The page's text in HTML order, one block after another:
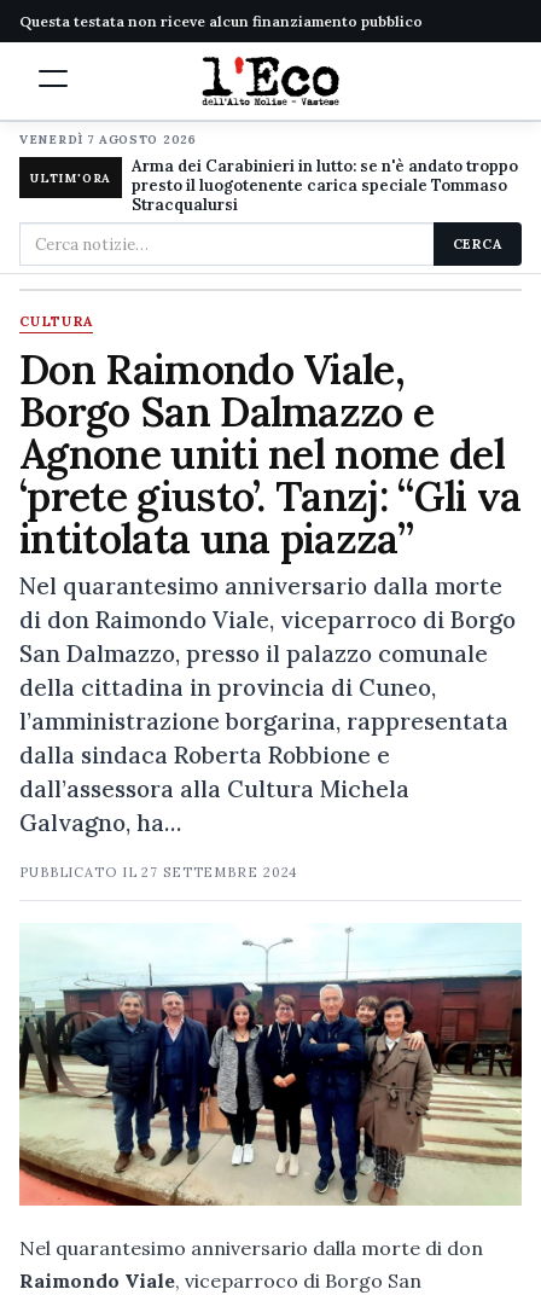
Questa testata non riceve alcun finanziamento pubblico
VENERDÌ 7 AGOSTO 2026
ULTIM'ORA
Arma dei Carabinieri in lutto: se n'è andato troppo
presto il luogotenente carica speciale Tommaso
Stracqualursi
Cerca
nel
sito
CERCA
CULTURA
Don Raimondo Viale,
Borgo San Dalmazzo e
Agnone uniti nel nome del
‘prete giusto’. Tanzj: “Gli va
intitolata una piazza”
Nel quarantesimo anniversario dalla morte
di don Raimondo Viale, viceparroco di Borgo
San Dalmazzo, presso il palazzo comunale
della cittadina in provincia di Cuneo,
l’amministrazione borgarina, rappresentata
dalla sindaca Roberta Robbione e
dall’assessora alla Cultura Michela
Galvagno, ha…
PUBBLICATO IL27 SETTEMBRE 2024
Nel quarantesimo anniversario dalla morte di don
Raimondo Viale, viceparroco di Borgo San